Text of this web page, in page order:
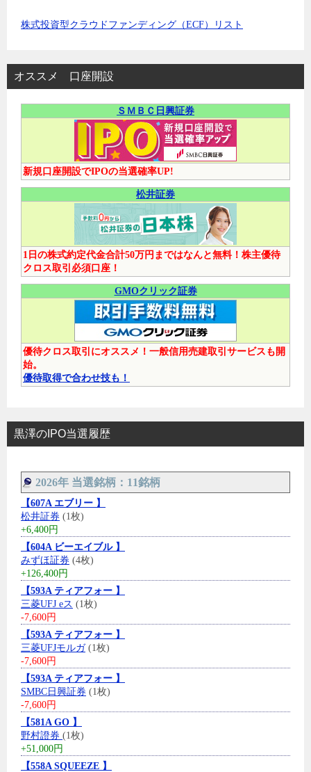
株式投資型クラウドファンディング（ECF）リスト
オススメ 口座開設
ＳＭＢＣ日興証券
新規口座開設でIPOの当選確率UP!
松井証券
1日の株式約定代金合計50万円まではなんと無料！株主優待
クロス取引必須口座！
GMOクリック証券
優待クロス取引にオススメ！一般信用売建取引サービスも開
始。
優待取得で合わせ技も！
黒澤のIPO当選履歴
2026年 当選銘柄：11銘柄
【607A エブリー 】
松井証券 (1枚)
+6,400円
【604A ビーエイブル 】
みずほ証券 (4枚)
+126,400円
【593A ティアフォー 】
三菱UFJ eス (1枚)
-7,600円
【593A ティアフォー 】
三菱UFJモルガ(1枚)
-7,600円
【593A ティアフォー 】
SMBC日興証券 (1枚)
-7,600円
【581A GO 】
野村證券 (1枚)
+51,000円
【558A SQUEEZE 】